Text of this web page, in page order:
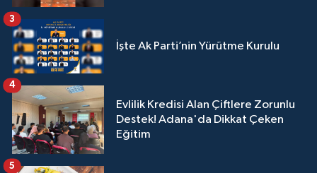
İşte Ak Parti’nin Yürütme Kurulu
3
Evlilik Kredisi Alan Çiftlere Zorunlu
Destek! Adana'da Dikkat Çeken
Eğitim
4
5